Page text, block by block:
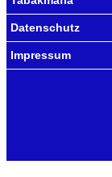
Datenschutz
Impressum